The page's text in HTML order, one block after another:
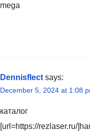
mega
Dennisflect says:
December 5, 2024 at 1:08
каталог
[url=https://rezlaser.ru/